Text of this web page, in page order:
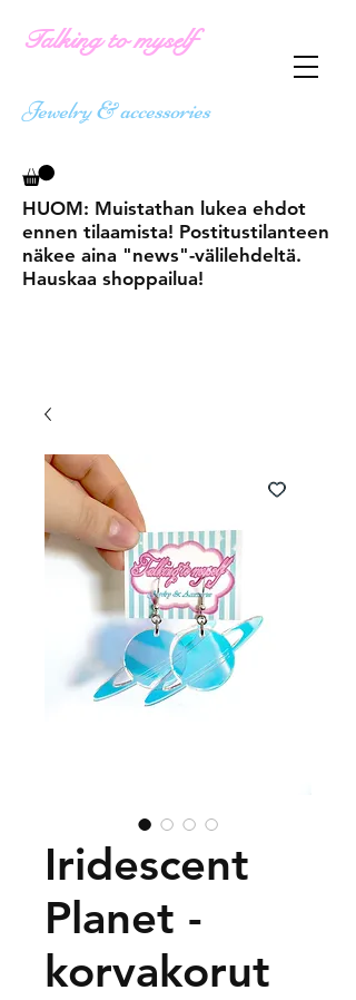
Talking to myself
Jewelry & accessories
HUOM: Muistathan lukea ehdot
ennen tilaamista! Postitustilanteen
näkee aina "news"-välilehdeltä.
Hauskaa shoppailua!
Iridescent
Planet -
korvakorut